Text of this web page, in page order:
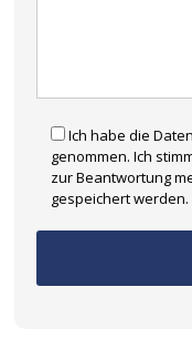
Ich habe die
genommen. Ich
zur Beantwortung
gespeichert werden.